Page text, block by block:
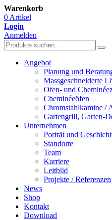
Warenkorb
0 Artikel
Login
Anmelden
Angebot
Planung und
Massgeschneiderte
Ofen- und
Cheminéeöfen
Chromstahlkamine /
Gartengrill, Garten-
Unternehmen
Porträt und
Standorte
Team
Karriere
Leitbild
Projekte / Referenzen
News
Shop
Kontakt
Download